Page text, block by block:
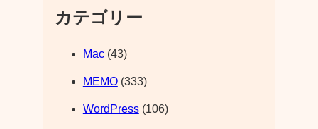
カテゴリー
Mac(43)
MEMO(333)
WordPress(106)